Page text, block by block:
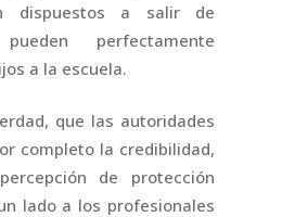
dispuestos a salir de
perfectamente
a la escuela.
que las autoridades
completo la credibilidad,
de protección
lado a los profesionales